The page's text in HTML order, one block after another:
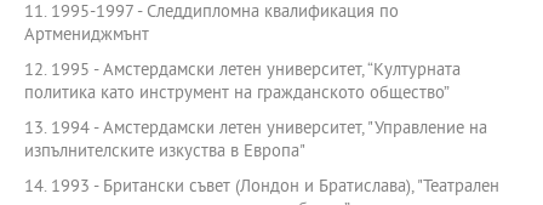
11. 1995-1997 - Следдипломна квалификация по
Артмениджмънт
12. 1995 - Амстердамски летен университет, “Културната
политика като инструмент на гражданското общество”
13. 1994 - Амстердамски летен университет, "Управление на
изпълнителските изкуства в Европа"
14. 1993 - Британски съвет (Лондон и Братислава), "Театрален